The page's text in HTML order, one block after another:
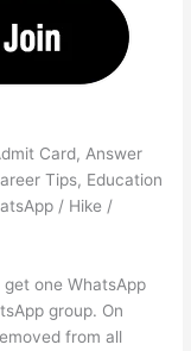
Card, Answer
Tips, Education
/ Hike /
get one WhatsApp
group. On
from all